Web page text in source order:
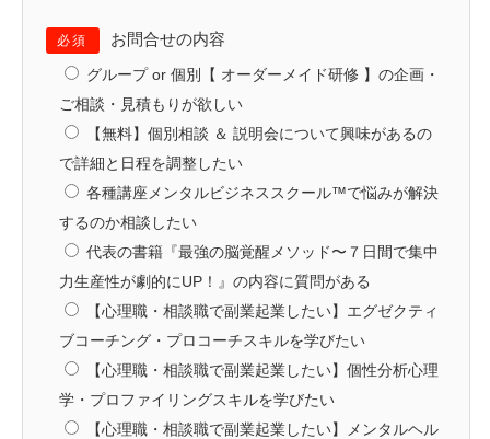
必須 お問合せの内容
グループ or 個別【 オーダーメイド研修 】の企画・
ご相談・見積もりが欲しい
【無料】個別相談 ＆ 説明会について興味があるの
で詳細と日程を調整したい
各種講座メンタルビジネススクール™️で悩みが解決
するのか相談したい
代表の書籍『最強の脳覚醒メソッド〜７日間で集中
力生産性が劇的にUP！』の内容に質問がある
【心理職・相談職で副業起業したい】エグゼクティ
ブコーチング・プロコーチスキルを学びたい
【心理職・相談職で副業起業したい】個性分析心理
学・プロファイリングスキルを学びたい
【心理職・相談職で副業起業したい】メンタルヘル